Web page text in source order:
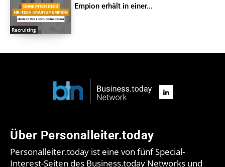
Recruiting
Empion erhält in einer...
Über Personalleiter.today
Personalleiter.today ist eine von fünf Special-
Interest-Seiten des Business.today Networks und